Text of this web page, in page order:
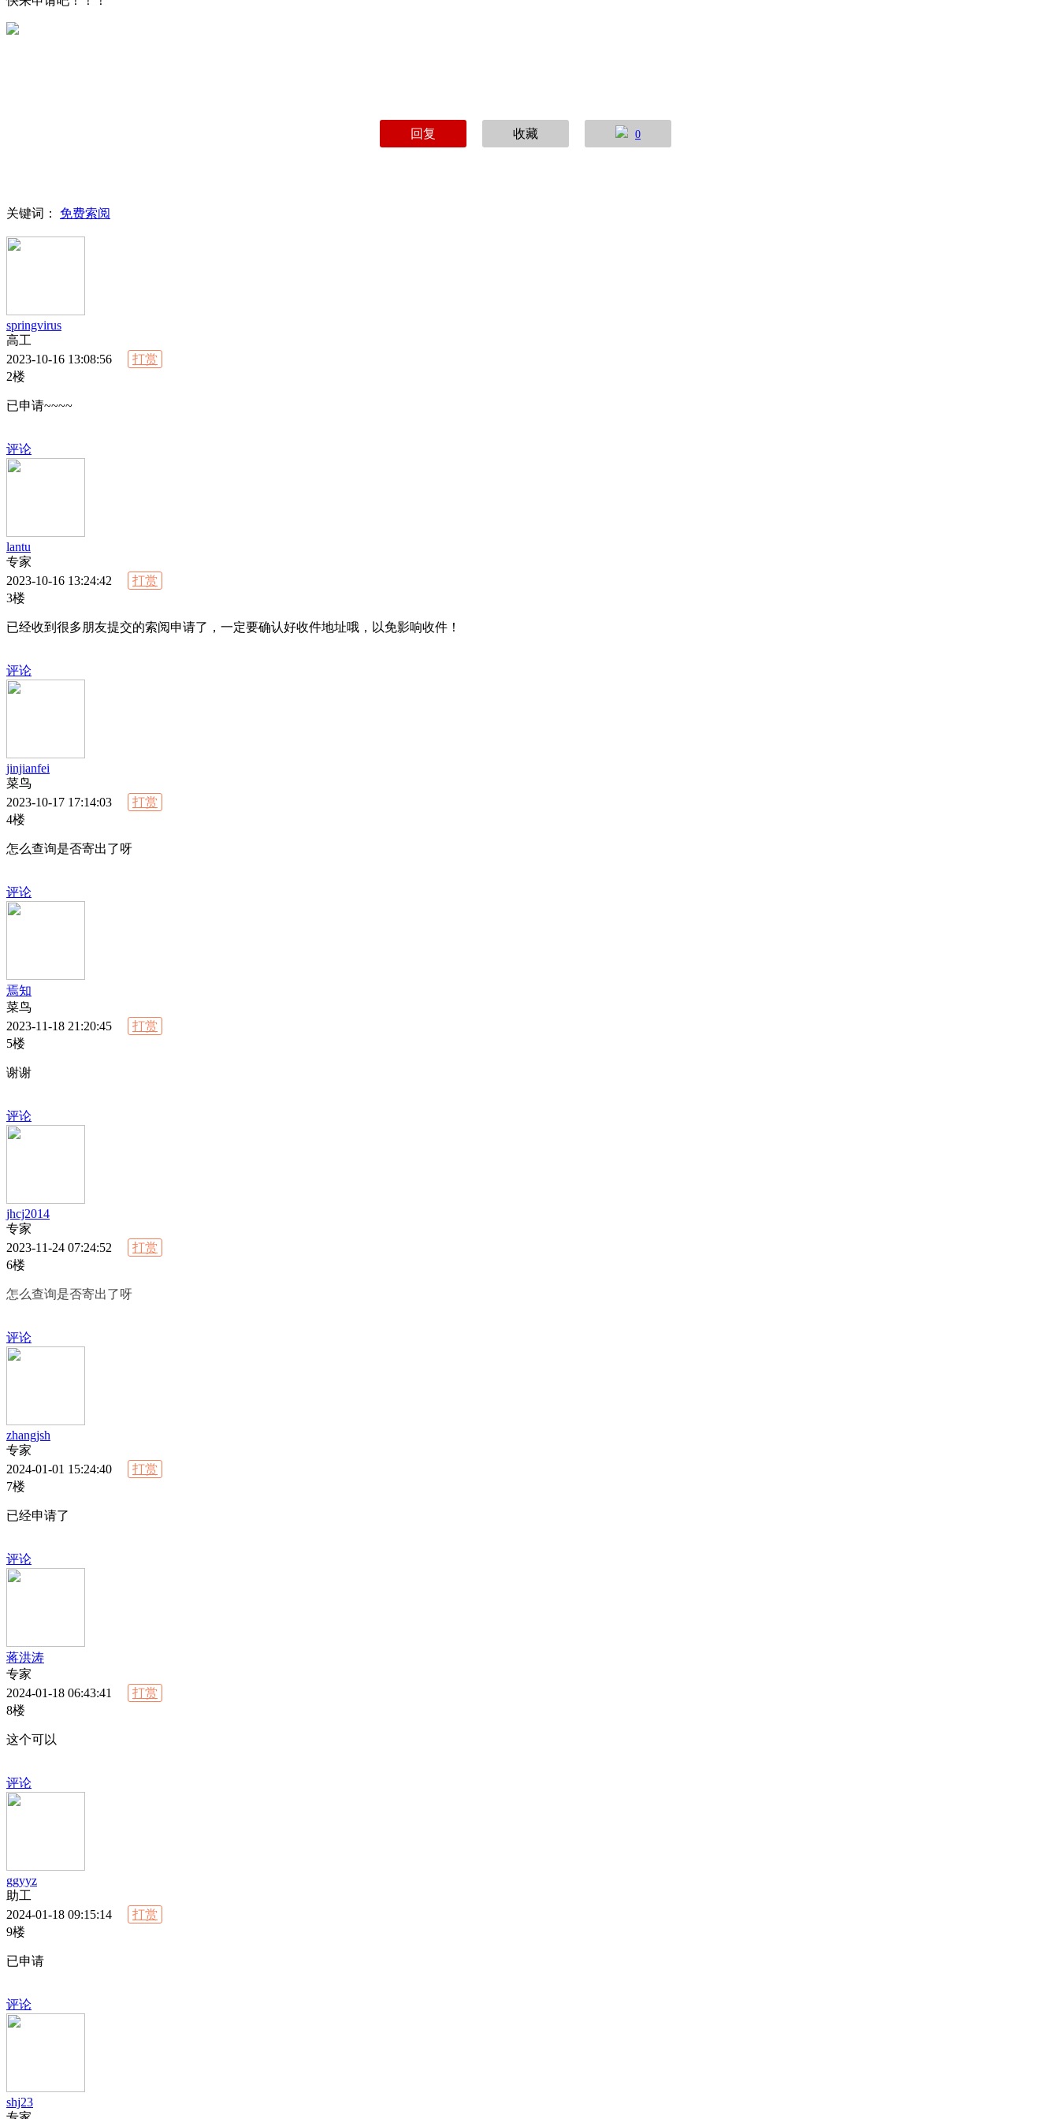
回复 收藏 0
关键词： 免费索阅
springvirus
高工
2023-10-16 13:08:56
打赏
2楼
已申请~~~~
评论
lantu
专家
2023-10-16 13:24:42
打赏
3楼
已经收到很多朋友提交的索阅申请了，一定要确认好收件地址哦，以免影响收件！
评论
jinjianfei
菜鸟
2023-10-17 17:14:03
打赏
4楼
怎么查询是否寄出了呀
评论
焉知
菜鸟
2023-11-18 21:20:45
打赏
5楼
谢谢
评论
jhcj2014
专家
2023-11-24 07:24:52
打赏
6楼
怎么查询是否寄出了呀
评论
zhangjsh
专家
2024-01-01 15:24:40
打赏
7楼
已经申请了
评论
蒋洪涛
专家
2024-01-18 06:43:41
打赏
8楼
这个可以
评论
ggyyz
助工
2024-01-18 09:15:14
打赏
9楼
已申请
评论
shj23